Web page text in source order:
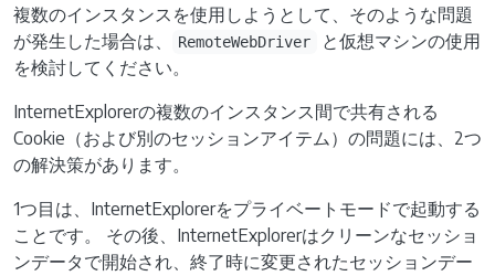
複数のインスタンスを使用しようとして、そのような問題
が発生した場合は、
RemoteWebDriver
と仮想マシンの使用
を検討してください。
InternetExplorerの複数のインスタンス間で共有される
Cookie（および別のセッションアイテム）の問題には、2つ
の解決策があります。
1つ目は、InternetExplorerをプライベートモードで起動する
ことです。 その後、InternetExplorerはクリーンなセッショ
ンデータで開始され、終了時に変更されたセッションデー